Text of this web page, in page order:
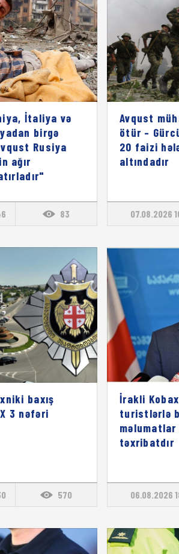
İtaliya və
birgə
Rusiya
ağır
83
Avqust
ötür –
20 faizi
altındadır
07.08.2026
baxış
3 nəfəri
570
İrakli
turistlərlə
məlumatlar
təxribatdır
06.08.2026